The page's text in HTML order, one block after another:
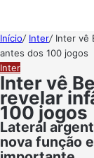
Início/ Inter/ Inter vê
antes dos 100 jogos
Inter
Inter vê
revelar
100 jogos
Lateral
nova função